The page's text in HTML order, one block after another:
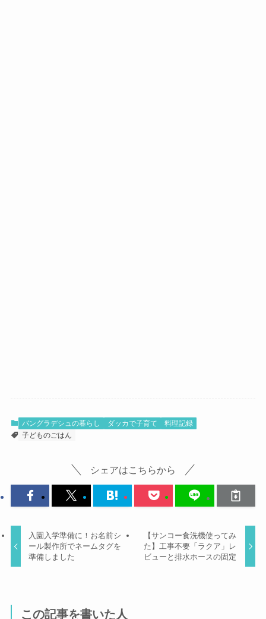
バングラデシュの暮らし ダッカで子育て
料理記録
子どものごはん
シェアはこちらから
入園入学準備に！お名前シ
ール製作所でネームタグを
準備しました
【サンコー食洗機使ってみ
た】工事不要「ラクア」レ
ビューと排水ホースの固定
この記事を書いた人